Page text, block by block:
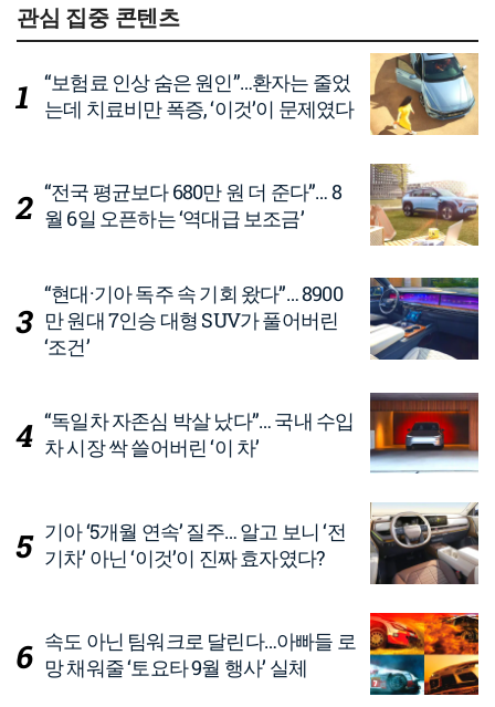
관심 집중 콘텐츠
“보험료 인상 숨은 원인”…환자는 줄었
는데 치료비만 폭증, ‘이것’이 문제였다
“전국 평균보다 680만 원 더 준다”… 8
월 6일 오픈하는 ‘역대급 보조금’
“현대·기아 독주 속 기회 왔다”… 8900
만 원대 7인승 대형 SUV가 풀어버린
‘조건’
“독일차 자존심 박살 났다”… 국내 수입
차 시장 싹 쓸어버린 ‘이 차’
기아 ‘5개월 연속’ 질주… 알고 보니 ‘전
기차’ 아닌 ‘이것’이 진짜 효자였다?
속도 아닌 팀워크로 달린다…아빠들 로
망 채워줄 ‘토요타 9월 행사’ 실체